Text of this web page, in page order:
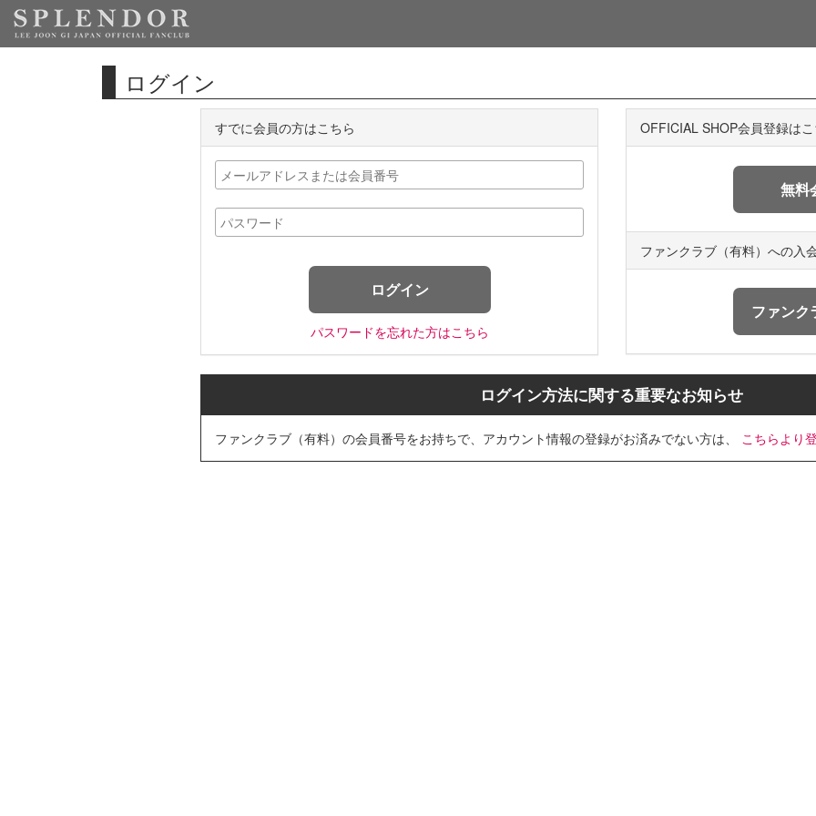
ログイン
すでに会員の方はこちら
パスワードを忘れた方はこちら
OFFICIAL SHOP会員登録はこ
ファンクラブ（有料）への入
ログイン方法に関する重要なお知らせ
ファンクラブ（有料）の会員番号をお持ちで、アカウント情報の登録がお済みでない方は、 こちらより